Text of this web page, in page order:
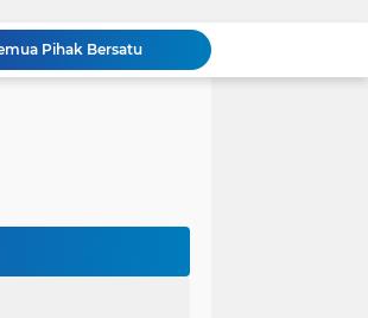
Kejati Sulteng Geledah Kantor Bapenda Donggala dan Tambang PT KK, 32 Alat Berat Disita!
Tak Berkutik, Pencuri Puluhan Kilogram Ikan Laut di Torue Berakhir di Balik Jeruji